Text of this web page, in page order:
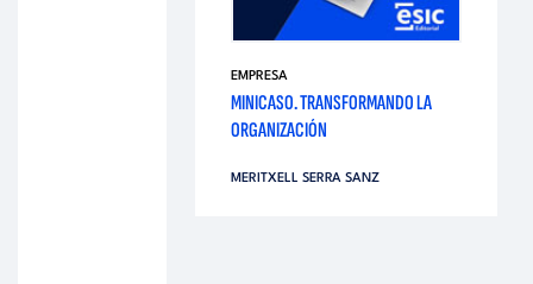
EMPRESA
MINICASO. TRANSFORMANDO LA
ORGANIZACIÓN
MERITXELL SERRA SANZ